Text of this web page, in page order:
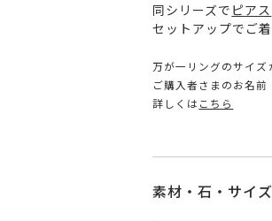
同シリーズで ピアス
セットアップでご
万が一リングのサイズ
ご購入者さまのお名
詳しくは こちら
素材・石・サイ